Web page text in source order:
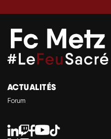
ACTUALITÉS
Forum